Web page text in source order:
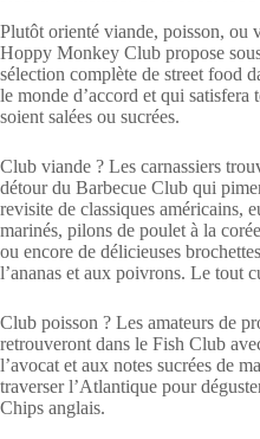
Plutôt orienté viande, poisson, ou
Hoppy Monkey Club propose
sélection complète de street food
le monde d’accord et qui satisfera
soient salées ou sucrées.
Club viande ? Les carnassiers
détour du Barbecue Club qui
revisite de classiques américains,
marinés, pilons de poulet à la
ou encore de délicieuses
l’ananas et aux poivrons. Le tout
Club poisson ? Les amateurs de
retrouveront dans le Fish Club
l’avocat et aux notes sucrées de
traverser l’Atlantique pour
Chips anglais.